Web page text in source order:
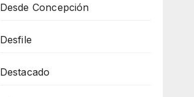
Desde Concepción
Desfile
Destacado